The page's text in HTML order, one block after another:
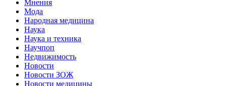
Мнения
Мода
Народная медицина
Наука
Наука и техника
Научпоп
Недвижимость
Новости
Новости ЗОЖ
Новости медицины